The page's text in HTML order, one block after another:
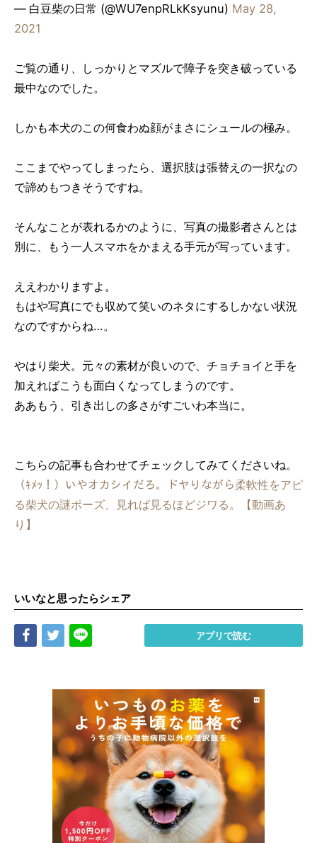
— 白豆柴の日常 (@WU7enpRLkKsyunu) May 28,
2021
ご覧の通り、しっかりとマズルで障子を突き破っている
最中なのでした。
しかも本犬のこの何食わぬ顔がまさにシュールの極み。
ここまでやってしまったら、選択肢は張替えの一択なの
で諦めもつきそうですね。
そんなことが表れるかのように、写真の撮影者さんとは
別に、もう一人スマホをかまえる手元が写っています。
ええわかりますよ。
もはや写真にでも収めて笑いのネタにするしかない状況
なのですからね…。
やはり柴犬。元々の素材が良いので、チョチョイと手を
加えればこうも面白くなってしまうのです。
ああもう、引き出しの多さがすごいわ本当に。
こちらの記事も合わせてチェックしてみてくださいね。
（ｷﾒｯ！）いやオカシイだろ。ドヤりながら柔軟性をアピ
る柴犬の謎ポーズ、見れば見るほどジワる。【動画あ
り】
いいなと思ったらシェア
Share Tweet アプリで読む